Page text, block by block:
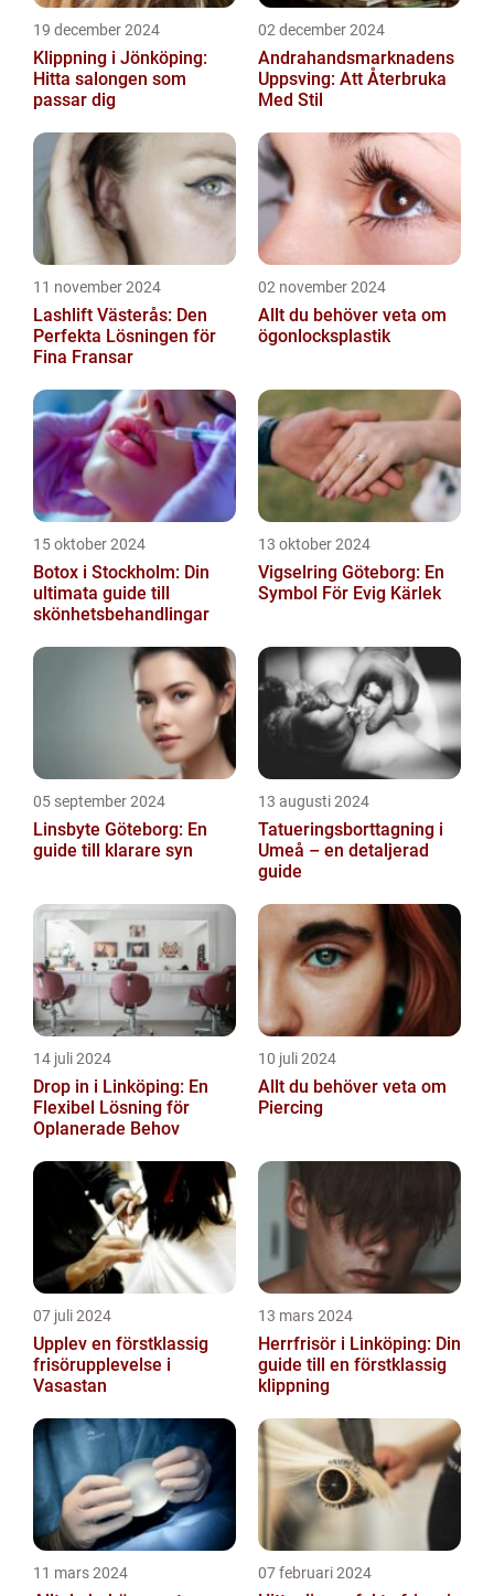
19 december 2024
Klippning i Jönköping:
Hitta salongen som
passar dig
02 december 2024
Andrahandsmarknadens
Uppsving: Att Återbruka
Med Stil
11 november 2024
Lashlift Västerås: Den
Perfekta Lösningen för
Fina Fransar
02 november 2024
Allt du behöver veta om
ögonlocksplastik
15 oktober 2024
Botox i Stockholm: Din
ultimata guide till
skönhetsbehandlingar
13 oktober 2024
Vigselring Göteborg: En
Symbol För Evig Kärlek
05 september 2024
Linsbyte Göteborg: En
guide till klarare syn
13 augusti 2024
Tatueringsborttagning i
Umeå – en detaljerad
guide
14 juli 2024
Drop in i Linköping: En
Flexibel Lösning för
Oplanerade Behov
10 juli 2024
Allt du behöver veta om
Piercing
07 juli 2024
Upplev en förstklassig
frisörupplevelse i
Vasastan
13 mars 2024
Herrfrisör i Linköping: Din
guide till en förstklassig
klippning
11 mars 2024 07 februari 2024